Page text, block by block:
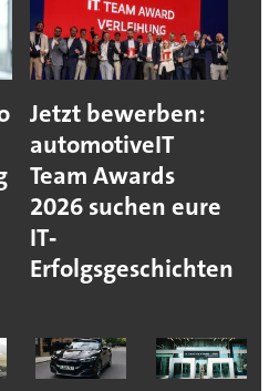
Jetzt bewerben:
automotiveIT
Team Awards
2026 suchen eure
IT‐
Erfolgsgeschichten